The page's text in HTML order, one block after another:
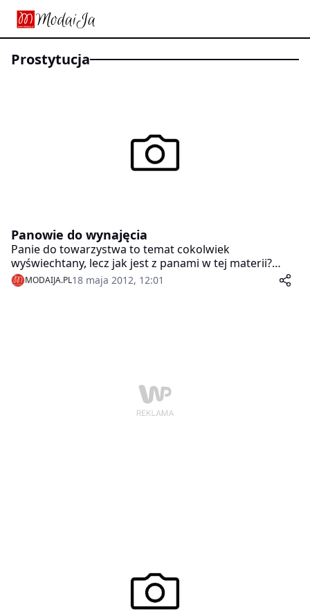
prostytucja
Panowie do wynajęcia
Panie do towarzystwa to temat cokolwiek
wyświechtany, lecz jak jest z panami w tej materii?
Okazuje się, że XXI wiek przyniósł obyczajową zmianę i
odwrócenie ról. Dziś także samotna pani może znaleźć
MODAIJA.PL18 maja 2012, 12:01